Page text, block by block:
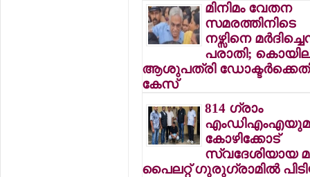
മിനിമം വേതന
സമരത്തിനിടെ
നഴ്സിനെ
പരാതി;
ആശുപത്രി
കേസ്
814 ഗ്രാം
കോഴിക്കോട്
സ്വദേശിയായ
പൈലറ്റ് ഗുരുഗ്രാമില്‍